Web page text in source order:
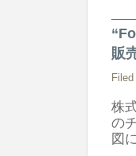
販
株
の
図